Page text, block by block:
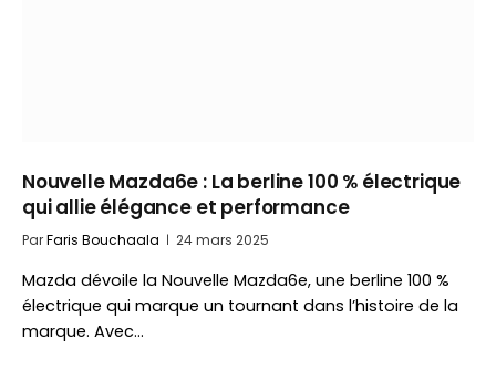
Nouvelle Mazda6e : La berline 100 % électrique
qui allie élégance et performance
ParFaris Bouchaala 24 mars 2025
Mazda dévoile la Nouvelle Mazda6e, une berline 100 %
électrique qui marque un tournant dans l’histoire de la
marque. Avec…